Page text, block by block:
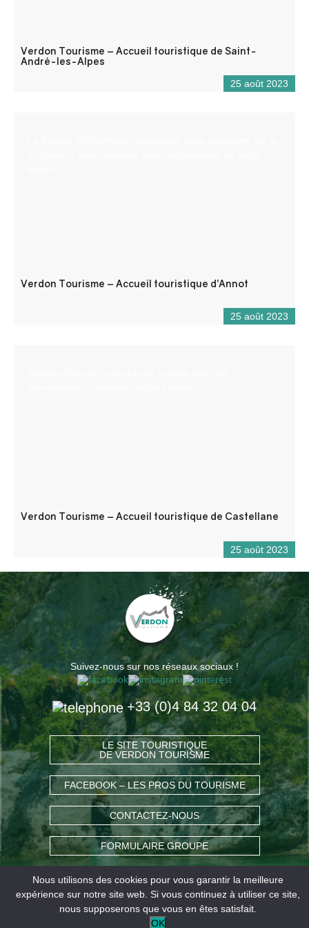
Verdon Tourisme – Accueil touristique de Saint-
André-les-Alpes
25 août 2023
Verdon Tourisme – Accueil touristique d’Annot
25 août 2023
Verdon Tourisme – Accueil touristique de Castellane
25 août 2023
Suivez-nous sur nos réseaux sociaux !
+33 (0)4 84 32 04 04
LE SITE TOURISTIQUE
DE VERDON TOURISME
FACEBOOK – LES PROS DU TOURISME
CONTACTEZ-NOUS
FORMULAIRE GROUPE
COMMENT VENIR ?
Nous utilisons des cookies pour vous garantir la meilleure
expérience sur notre site web. Si vous continuez à utiliser ce site,
nous supposerons que vous en êtes satisfait.
OK